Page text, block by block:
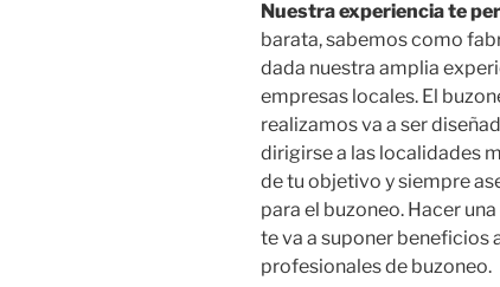
Nuestra experiencia te
barata, sabemos como
dada nuestra amplia
empresas locales. El
realizamos va a ser
dirigirse a las localidades
de tu objetivo y siempre
para el buzoneo. Hacer
te va a suponer beneficios
profesionales de buzoneo.